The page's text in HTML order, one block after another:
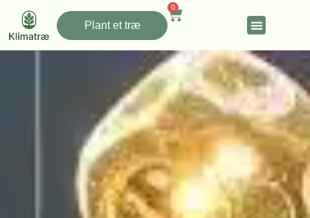
Plant et træ
0